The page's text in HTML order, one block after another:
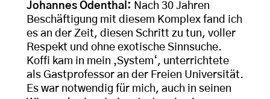
Johannes Odenthal: Nach 30 Jahren
Beschäftigung mit diesem Komplex fand ich
es an der Zeit, diesen Schritt zu tun, voller
Respekt und ohne exotische Sinnsuche.
Koffi kam in mein ‚System‘, unterrichtete
als Gastprofessor an der Freien Universität.
Es war notwendig für mich, auch in seinen